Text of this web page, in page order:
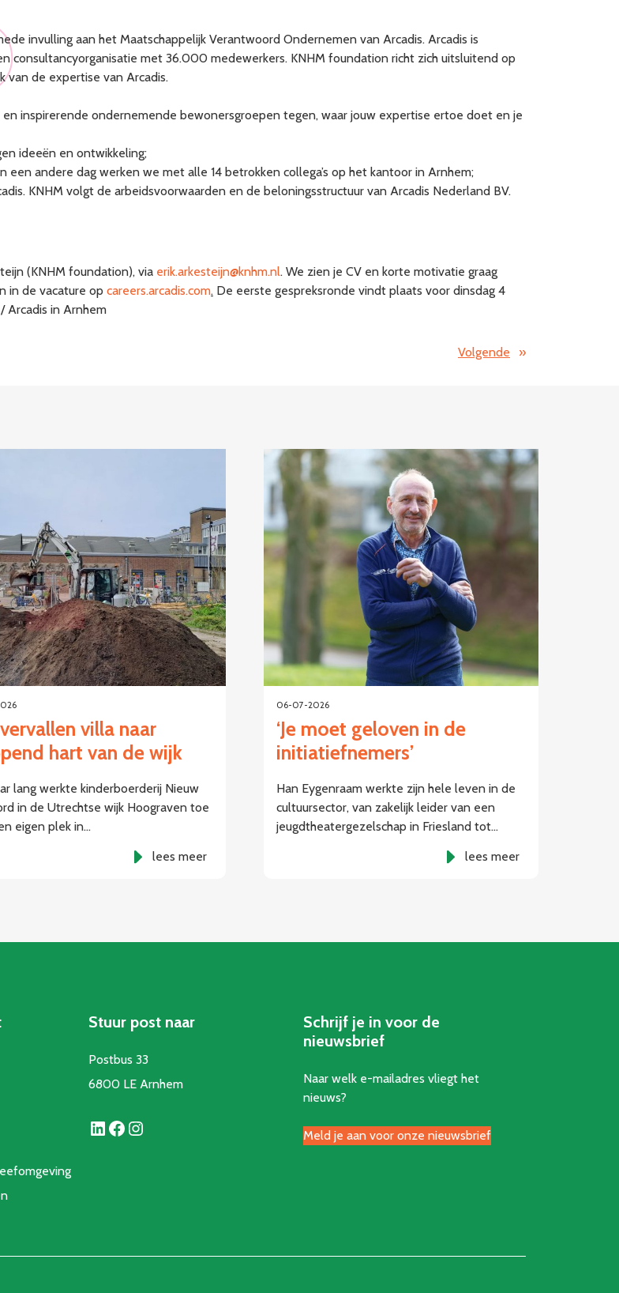
invulling aan het Maatschappelijk Verantwoord Ondernemen van Arcadis. Arcadis is
met 36.000 medewerkers. KNHM foundation richt zich uitsluitend op
van de expertise van Arcadis.
inspirerende ondernemende bewonersgroepen tegen, waar jouw expertise ertoe doet en je
ideeën en ontwikkeling;
andere dag werken we met alle 14 betrokken collega’s op het kantoor in Arnhem;
KNHM volgt de arbeidsvoorwaarden en de beloningsstructuur van Arcadis Nederland BV.
(KNHM foundation), via erik.arkesteijn@knhm.nl. We zien je CV en korte motivatie graag
in de vacature op careers.arcadis.com. De eerste gespreksronde vindt plaats voor dinsdag 4
Arcadis in Arnhem
Volgende »
villa naar
hart van de wijk
lang werkte kinderboerderij Nieuw
in de Utrechtse wijk Hoograven toe
eigen plek in…
lees meer
06-07-2026
‘Je moet geloven in de
initiatiefnemers’
Han Eygenraam werkte zijn hele leven in de
cultuursector, van zakelijk leider van een
jeugdtheatergezelschap in Friesland tot…
lees meer
n
Stuur post naar
Postbus 33
6800 LE Arnhem
LinkedIn Facebook Instagram
Schrijf je in voor de
nieuwsbrief
Naar welk e-mailadres vliegt het
nieuws?
Meld je aan voor onze nieuwsbrief